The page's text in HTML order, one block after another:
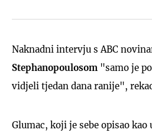
Naknadni intervju s ABC
Stephanopoulosom "samo je
vidjeli tjedan dana ranije",
Glumac, koji je sebe opisao